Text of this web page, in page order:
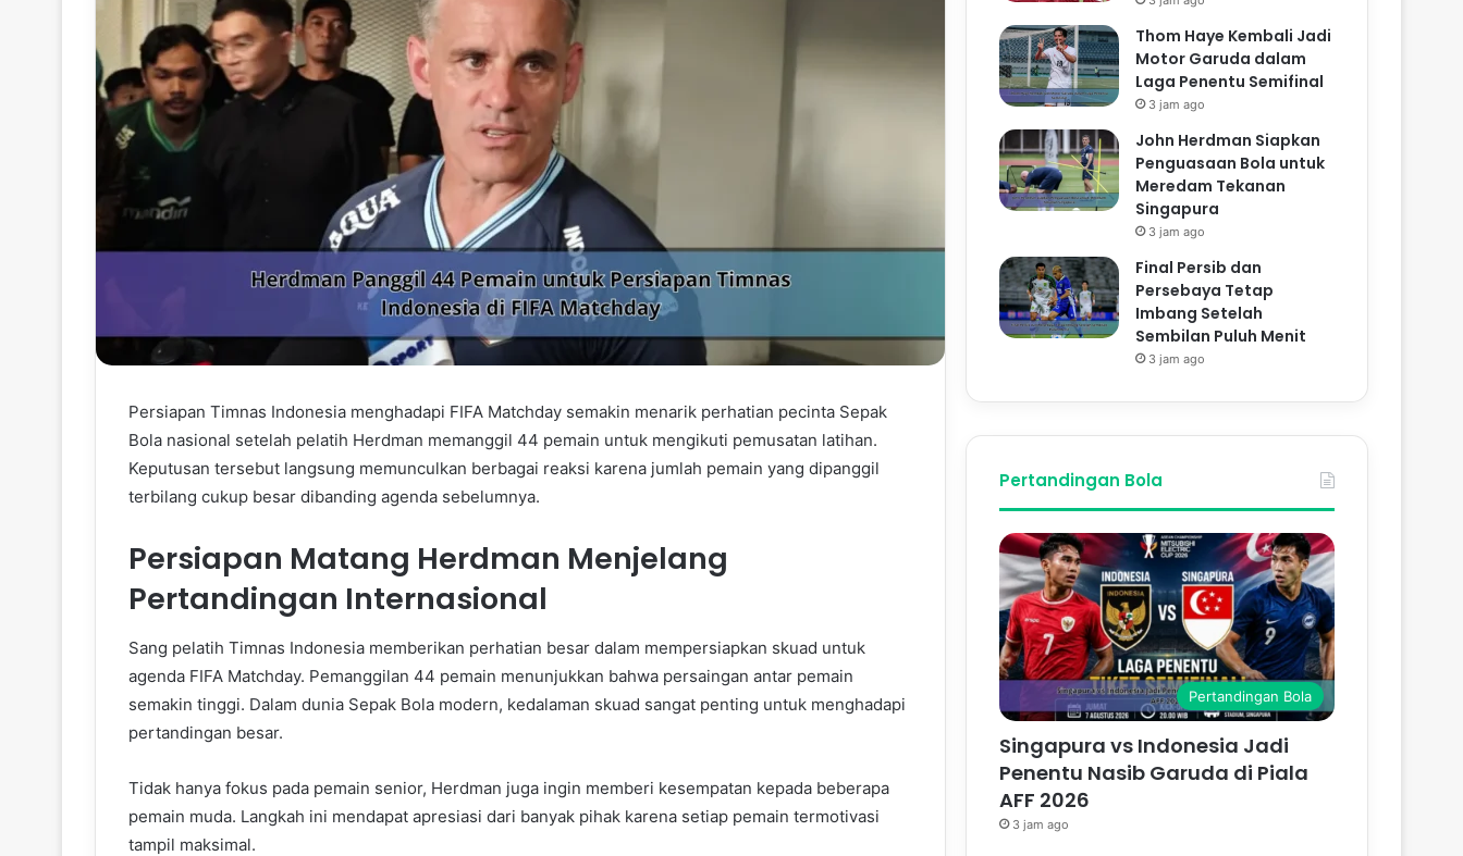
Persiapan Timnas Indonesia menghadapi FIFA Matchday semakin menarik perhatian pecinta Sepak
Bola nasional setelah pelatih Herdman memanggil 44 pemain untuk mengikuti pemusatan latihan.
Keputusan tersebut langsung memunculkan berbagai reaksi karena jumlah pemain yang dipanggil
terbilang cukup besar dibanding agenda sebelumnya.
Persiapan Matang Herdman Menjelang
Pertandingan Internasional
Sang pelatih Timnas Indonesia memberikan perhatian besar dalam mempersiapkan skuad untuk
agenda FIFA Matchday. Pemanggilan 44 pemain menunjukkan bahwa persaingan antar pemain
semakin tinggi. Dalam dunia Sepak Bola modern, kedalaman skuad sangat penting untuk menghadapi
pertandingan besar.
Tidak hanya fokus pada pemain senior, Herdman juga ingin memberi kesempatan kepada beberapa
pemain muda. Langkah ini mendapat apresiasi dari banyak pihak karena setiap pemain termotivasi
tampil maksimal.
Thom Haye Kembali Jadi
Motor Garuda dalam
Laga Penentu Semifinal
3 jam ago
John Herdman Siapkan
Penguasaan Bola untuk
Meredam Tekanan
Singapura
3 jam ago
Final Persib dan
Persebaya Tetap
Imbang Setelah
Sembilan Puluh Menit
3 jam ago
Pertandingan Bola
Pertandingan Bola
Singapura vs Indonesia Jadi
Penentu Nasib Garuda di Piala
AFF 2026
3 jam ago